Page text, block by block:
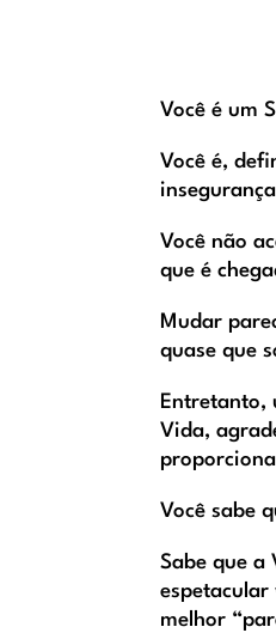
Você é um
Você é,
Você não
que é
Mudar
quase que
Entretanto,
Vida,
Você sabe
Sabe que a
melhor